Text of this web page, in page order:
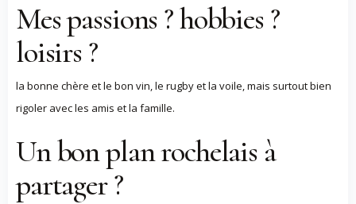
Mes passions ? hobbies ?
loisirs ?
la bonne chère et le bon vin, le rugby et la voile, mais surtout bien
rigoler avec les amis et la famille.
Un bon plan rochelais à
partager ?